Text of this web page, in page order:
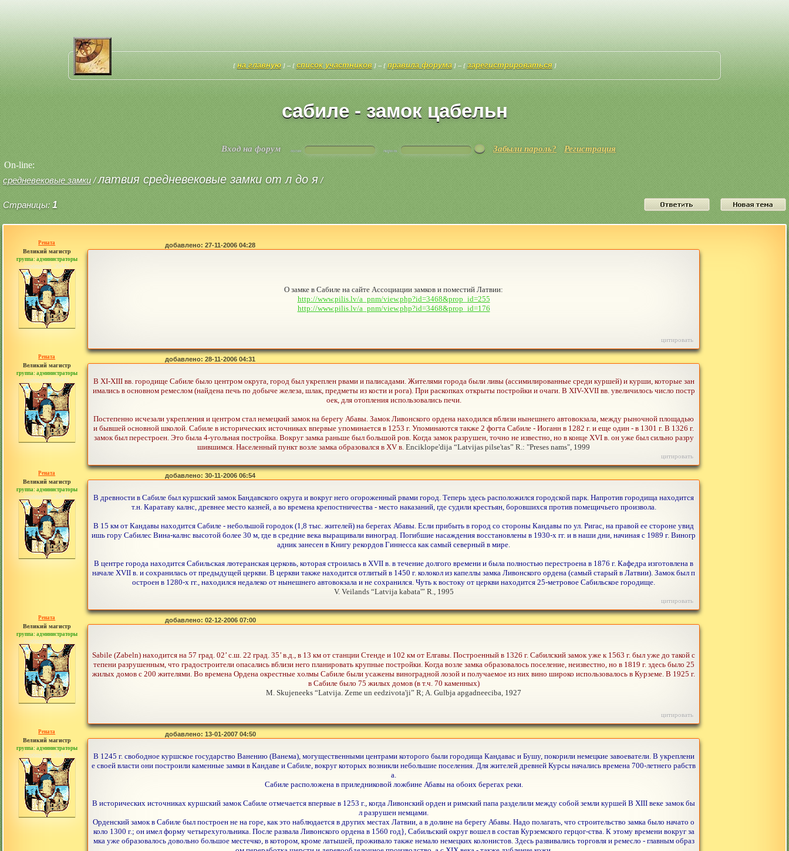
[ на главную] -- [ список участников] -- [ правила форума] -- [ зарегистрироваться]
сабиле - замок цабельн
Вход на форум логин пароль Забыли пароль? Регистрация
On-line:
средневековые замки /латвия средневековые замки от л до я/
Страницы: 1
Рената
Великий магистр
группа: администраторы
сообщений: 30442
добавлено: 27-11-2006 04:28
О замке в Сабиле на сайте Ассоциации замков и поместий Латвии:
http://www.pilis.lv/a_pnm/view.php?id=3468&prop_id=255
http://www.pilis.lv/a_pnm/view.php?id=3468&prop_id=176
цитировать
Рената
Великий магистр
группа: администраторы
сообщений: 30442
добавлено: 28-11-2006 04:31
В XI-XIII вв. городище Сабиле было центром округа, город был укреплен рвами и палисадами. Жителями города были ливы (ассимилированные среди куршей) и курши, которые зан
имались в основном ремеслом (найдена печь по добыче железа, шлак, предметы из кости и рога). При раскопках открыты постройки и очаги. В XIV-XVII вв. увеличилось число постр
оек, для отопления использовались печи.
Постепенно исчезали укрепления и центром стал немецкий замок на берегу Абавы. Замок Ливонского ордена находился вблизи нынешнего автовокзала, между рыночной площадью
и бывшей основной школой. Сабиле в исторических источниках впервые упоминается в 1253 г. Упоминаются также 2 фогта Сабиле - Иоганн в 1282 г. и еще один - в 1301 г. В 1326 г.
замок был перестроен. Это была 4-угольная постройка. Вокруг замка раньше был большой ров. Когда замок разрушен, точно не известно, но в конце XVI в. он уже был сильно разру
шившимся. Населенный пункт возле замка образовался в XV в. Enciklope'dija “Latvijas pilse'tas” R.: "Preses nams", 1999
цитировать
Рената
Великий магистр
группа: администраторы
сообщений: 30442
добавлено: 30-11-2006 06:54
В древности в Сабиле был куршский замок Бандавского округа и вокруг него огороженный рвами город. Теперь здесь расположился городской парк. Напротив городища находится
т.н. Каратаву калнс, древнее место казней, а во времена крепостничества - место наказаний, где судили крестьян, боровшихся против помещичьего произвола.
В 15 км от Кандавы находится Сабиле - небольшой городок (1,8 тыс. жителей) на берегах Абавы. Если прибыть в город со стороны Кандавы по ул. Ригас, на правой ее стороне увид
ишь гору Сабилес Вина-калнс высотой более 30 м, где в средние века выращивали виноград. Погибшие насаждения восстановлены в 1930-х гг. и в наши дни, начиная с 1989 г. Виногр
адник занесен в Книгу рекордов Гиннесса как самый северный в мире.
В центре города находится Сабильская лютеранская церковь, которая строилась в XVII в. в течение долгого времени и была полностью перестроена в 1876 г. Кафедра изготовлена в
начале XVII в. и сохранилась от предыдущей церкви. В церкви также находится отлитый в 1450 г. колокол из капеллы замка Ливонского ордена (самый старый в Латвии). Замок был п
остроен в 1280-х гг., находился недалеко от нынешнего автовокзала и не сохранился. Чуть к востоку от церкви находится 25-метровое Сабильское городище.
V. Veilands “Latvija kabata'” R., 1995
цитировать
Рената
Великий магистр
группа: администраторы
сообщений: 30442
добавлено: 02-12-2006 07:00
Sabile (Zabeln) находится на 57 град. 02’ с.ш. 22 град. 35’ в.д., в 13 км от станции Cтенде и 102 км от Елгавы. Построенный в 1326 г. Сабилский замок уже к 1563 г. был уже до такой с
тепени разрушенным, что градостроители опасались вблизи него планировать крупные постройки. Когда возле замка образовалось поселение, неизвестно, но в 1819 г. здесь было 25
жилых домов с 200 жителями. Во времена Ордена окрестные холмы Сабиле были усажены виноградной лозой и получаемое из них вино широко использовалось в Курземе. В 1925 г.
в Сабиле было 75 жилых домов (в т.ч. 70 каменных)
M. Skujeneeks “Latvija. Zeme un eedzivota'ji” R; A. Gulbja apgadneeciba, 1927
цитировать
Рената
Великий магистр
группа: администраторы
сообщений: 30442
добавлено: 13-01-2007 04:50
В 1245 г. свободное куршское государство Ванению (Ванема), могущественными центрами которого были городища Кандавас и Бушу, покорили немецкие завоеватели. В укреплени
е своей власти они построили каменные замки в Кандаве и Сабиле, вокруг которых возникли небольшие поселения. Для жителей древней Курсы начались времена 700-летнего рабств
а.
Сабиле расположена в приледниковой ложбине Абавы на обоих берегах реки.
В исторических источниках куршский замок Сабиле отмечается впервые в 1253 г., когда Ливонский орден и римский папа разделили между собой земли куршей В XIII веке замок бы
л разрушен немцами.
Орденский замок в Сабиле был построен не на горе, как это наблюдается в других местах Латвии, а в долине на берегу Абавы. Надо полагать, что строительство замка было начато о
коло 1300 г.; он имел форму четырехугольника. После развала Ливонского ордена в 1560 год}, Сабильский округ вошел в состав Курземского герцог-ства. К этому времени вокруг за
мка уже образовалось довольно большое местечко, в котором, кроме латышей, проживало также немало немецких колонистов. Здесь развивались торговля и ремесло - главным образ